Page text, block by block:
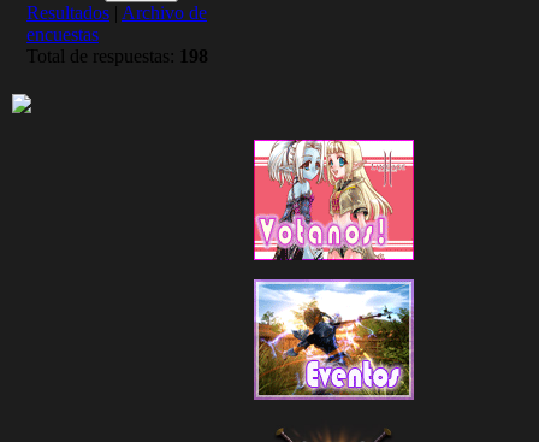
Resultados | Archivo de
encuestas
Total de respuestas: 198